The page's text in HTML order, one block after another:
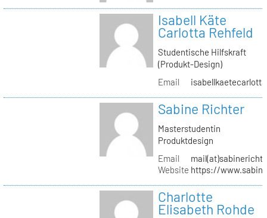
Isabell Käte
Carlotta Rehfeld
Studentische Hilfskraft
(Produkt-Design)
Email
Sabine Richter
Masterstudentin
Produktdesign
Email
Website https://
Charlotte
Elisabeth Rohde